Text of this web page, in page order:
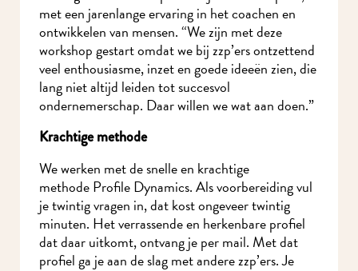
met een jarenlange ervaring in het coachen en
ontwikkelen van mensen. “We zijn met deze
workshop gestart omdat we bij zzp’ers ontzettend
veel enthousiasme, inzet en goede ideeën zien,
die lang niet altijd leiden tot succesvol
ondernemerschap. Daar willen we wat aan doen.”
Krachtige methode
We werken met de snelle en krachtige
methode Profile Dynamics. Als voorbereiding vul
je twintig vragen in, dat kost ongeveer twintig
minuten. Het verrassende en herkenbare profiel
dat daar uitkomt, ontvang je per mail. Met dat
profiel ga je aan de slag met andere zzp’ers. Je
Meld je aan voor onze nieuwsbrief en mis nooit meer iets in
MidWest.